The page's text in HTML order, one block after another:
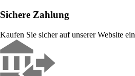
Sichere Zahlung
Kaufen Sie sicher auf unserer Website ein